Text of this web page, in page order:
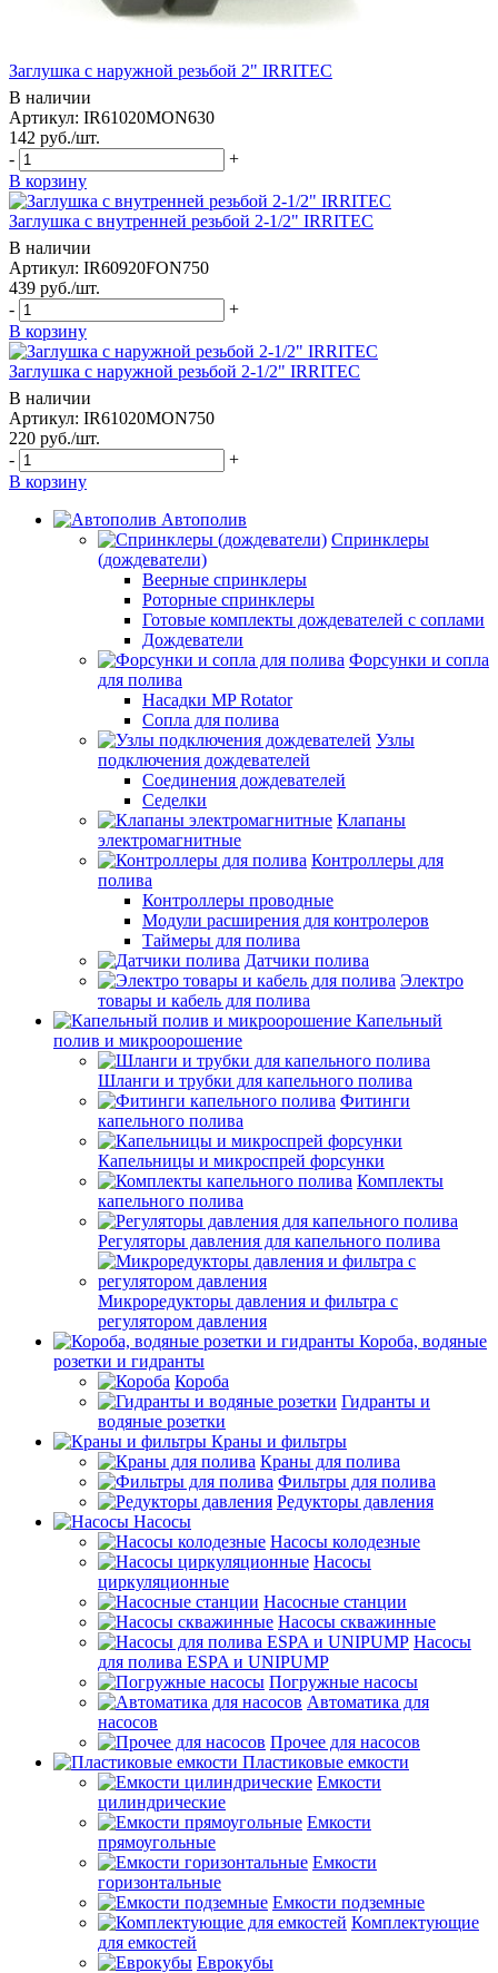
Заглушка с наружной резьбой 2" IRRITEC
В наличии
Артикул: IR61020MON630
142 руб./шт.
-
+
В корзину
Заглушка с внутренней резьбой 2-1/2" IRRITEC
В наличии
Артикул: IR60920FON750
439 руб./шт.
-
+
В корзину
Заглушка с наружной резьбой 2-1/2" IRRITEC
В наличии
Артикул: IR61020MON750
220 руб./шт.
-
+
В корзину
Автополив
Спринклеры
(дождеватели)
Веерные спринклеры
Роторные спринклеры
Готовые комплекты дождевателей с соплами
Дождеватели
Форсунки и сопла
для полива
Насадки MP Rotator
Сопла для полива
Узлы
подключения дождевателей
Соединения дождевателей
Седелки
Клапаны
электромагнитные
Контроллеры для
полива
Контроллеры проводные
Модули расширения для контролеров
Таймеры для полива
Датчики полива
Электро
товары и кабель для полива
Капельный
полив и микроорошение
Шланги и трубки для капельного полива
Фитинги
капельного полива
Капельницы и микроспрей форсунки
Комплекты
капельного полива
Регуляторы давления для капельного полива
Микроредукторы давления и фильтра с
регулятором давления
Короба, водяные
розетки и гидранты
Короба
Гидранты и
водяные розетки
Краны и фильтры
Краны для полива
Фильтры для полива
Редукторы давления
Насосы
Насосы колодезные
Насосы
циркуляционные
Насосные станции
Насосы скважинные
Насосы
для полива ESPA и UNIPUMP
Погружные насосы
Автоматика для
насосов
Прочее для насосов
Пластиковые емкости
Емкости
цилиндрические
Емкости
прямоугольные
Емкости
горизонтальные
Емкости подземные
Комплектующие
для емкостей
Еврокубы